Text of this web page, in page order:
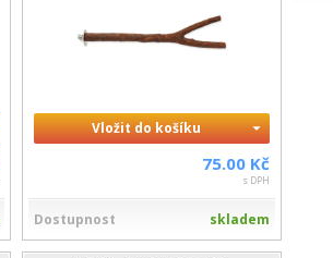
Vložit do košíku
75.00 Kč
s DPH
Dostupnost skladem